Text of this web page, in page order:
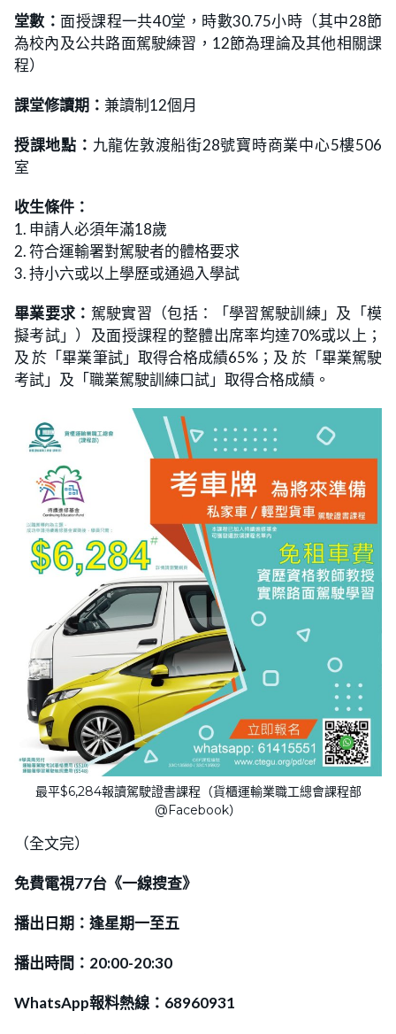
堂數： 面授課程一共40堂，時數30.75小時（其中28節
為校內及公共路面駕駛練習，12節為理論及其他相關課
程）
課堂修讀期： 兼讀制12個月
授課地點： 九龍佐敦渡船街28號寶時商業中心5樓506
室
收生條件：
1. 申請人必須年滿18歲
2. 符合運輸署對駕駛者的體格要求
3. 持小六或以上學歷或通過入學試
畢業要求： 駕駛實習（包括：「學習駕駛訓練」及「模
擬考試」）及面授課程的整體出席率均達70%或以上；
及 於「畢業筆試」取得合格成績65%；及 於「畢業駕駛
考試」及「職業駕駛訓練口試」取得合格成績。
最平$6,284報讀駕駛證書課程（貨櫃運輸業職工總會課程部
@Facebook）
（全文完）
免費電視77台《一線搜查》
播出日期：逢星期一至五
播出時間：20:00-20:30
WhatsApp報料熱線：68960931